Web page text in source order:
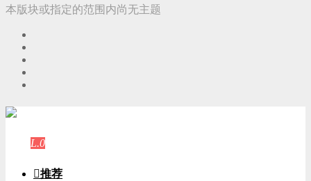
本版块或指定的范围内尚无主题
L.0
推荐